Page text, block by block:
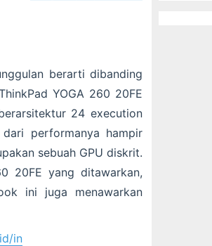
berarti dibanding
YOGA 260 20FE
24 execution
performanya hampir
sebuah GPU diskrit.
20FE yang ditawarkan,
ini juga menawarkan
in